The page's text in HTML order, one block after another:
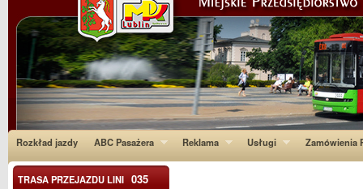
Rozkład jazdy ABC Pasażera Reklama Usługi Zamówienia
TRASA PRZEJAZDU LINI 035